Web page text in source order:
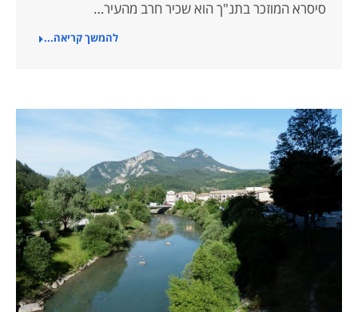
סיסרא המוזכר בתנ"ך הוא שכיר חרב מהעיר…
להמשך קריאה...